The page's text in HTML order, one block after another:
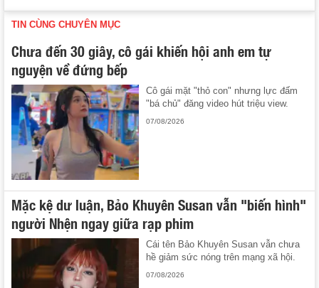
TIN CÙNG CHUYÊN MỤC
Chưa đến 30 giây, cô gái khiến hội anh em tự
nguyện về đứng bếp
Cô gái mặt "thỏ con" nhưng lực đấm
"bá chủ" đăng video hút triệu view.
07/08/2026
Mặc kệ dư luận, Bảo Khuyên Susan vẫn "biến hình"
người Nhện ngay giữa rạp phim
Cái tên Bảo Khuyên Susan vẫn chưa
hề giảm sức nóng trên mạng xã hội.
07/08/2026